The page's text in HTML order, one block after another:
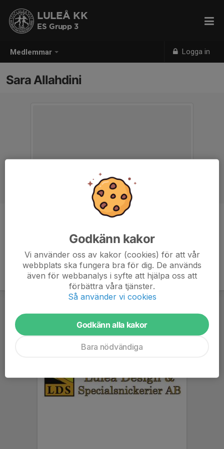
Medlemmar Logga in
LULEÅ KK
ES Grupp 3
Sara Allahdini
Godkänn kakor
Vi använder oss av kakor (cookies) för att vår
webbplats ska fungera bra för dig. De används
även för webbanalys i syfte att hjälpa oss att
förbättra våra tjänster.
Så använder vi cookies
Godkänn alla kakor
Bara nödvändiga